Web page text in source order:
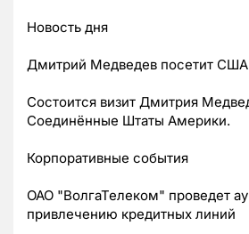
Новость дня
Дмитрий Медведев посетит США
Состоится визит Дмитрия
Соединённые Штаты Америки.
Корпоративные события
ОАО "ВолгаТелеком" проведет
привлечению кредитных линий